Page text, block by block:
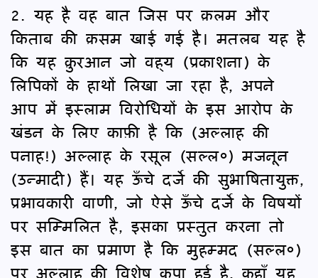
2. यह है वह बात जिस पर क़लम और
किताब की क़सम खाई गई है। मतलब यह है
कि यह क़ुरआन जो वह्‌य (प्रकाशना) के
लिपिकों के हाथों लिखा जा रहा है, अपने
आप में इस्लाम विरोधियों के इस आरोप के
खंडन के लिए काफ़ी है कि (अल्लाह की
पनाह!) अल्लाह के रसूल (सल्ल०) मजनून
(उन्मादी) हैं। यह ऊँचे दर्जे की सुभाषितायुक्त,
प्रभावकारी वाणी, जो ऐसे ऊँचे दर्जे के विषयों
पर सम्मिलित है, इसका प्रस्तुत करना तो
इस बात का प्रमाण है कि मुहम्मद (सल्ल०)
पर अल्लाह की विशेष कृपा हुई है, कहाँ यह